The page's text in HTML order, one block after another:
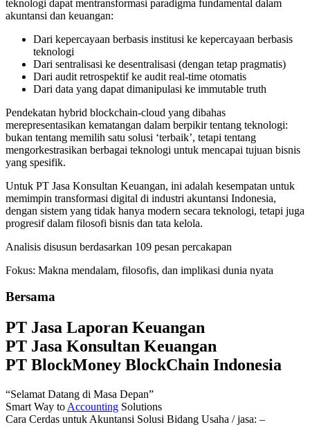
teknologi dapat mentransformasi paradigma fundamental dalam
akuntansi dan keuangan:
Dari kepercayaan berbasis institusi ke kepercayaan berbasis
teknologi
Dari sentralisasi ke desentralisasi (dengan tetap pragmatis)
Dari audit retrospektif ke audit real-time otomatis
Dari data yang dapat dimanipulasi ke immutable truth
Pendekatan hybrid blockchain-cloud yang dibahas
merepresentasikan kematangan dalam berpikir tentang teknologi:
bukan tentang memilih satu solusi ‘terbaik’, tetapi tentang
mengorkestrasikan berbagai teknologi untuk mencapai tujuan bisnis
yang spesifik.
Untuk PT Jasa Konsultan Keuangan, ini adalah kesempatan untuk
memimpin transformasi digital di industri akuntansi Indonesia,
dengan sistem yang tidak hanya modern secara teknologi, tetapi juga
progresif dalam filosofi bisnis dan tata kelola.
Analisis disusun berdasarkan 109 pesan percakapan
Fokus: Makna mendalam, filosofis, dan implikasi dunia nyata
Bersama
PT Jasa Laporan Keuangan
PT Jasa Konsultan Keuangan
PT BlockMoney BlockChain Indonesia
“Selamat Datang di Masa Depan”
Smart Way to Accounting Solutions
Cara Cerdas untuk Akuntansi Solusi Bidang Usaha / jasa: –